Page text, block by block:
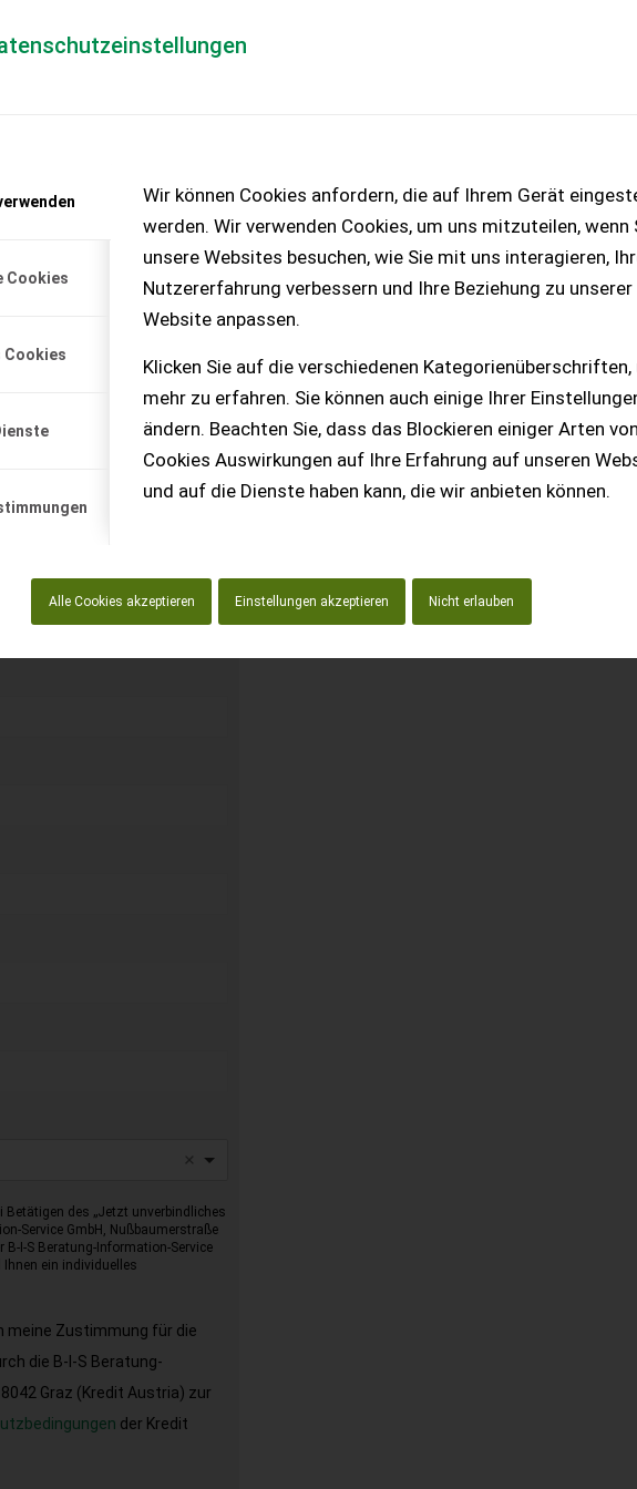
Cookies
Cookies
Wir können Cookies anfordern, die auf Ihrem Gerät
werden. Wir verwenden Cookies, um uns mitzuteilen, wenn
unsere Websites besuchen, wie Sie mit uns interagieren,
Nutzererfahrung verbessern und Ihre Beziehung zu unserer
Website anpassen.
Klicken Sie auf die verschiedenen Kategorienüberschriften,
mehr zu erfahren. Sie können auch einige Ihrer
ändern. Beachten Sie, dass das Blockieren einiger Arten von
Cookies Auswirkungen auf Ihre Erfahrung auf unseren
und auf die Dienste haben kann, die wir anbieten können.
Alle Cookies akzeptieren Einstellungen akzeptieren Nicht erlauben
anfordern
kostenlos unverbindliche
Betätigen des „Jetzt unverbindliches
Service GmbH, Nußbaumerstraße
I-S Beratung-Information-Service
ein individuelles
meine Zustimmung für die
die B-I-S Beratung-
Graz (Kredit Austria) zur
der Kredit